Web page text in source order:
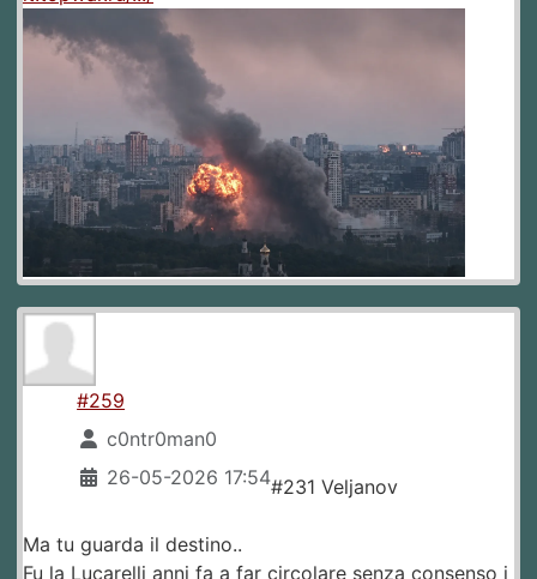
#259
c0ntr0man0
26-05-2026 17:54#231 Veljanov
Ma tu guarda il destino..
Fu la Lucarelli anni fa a far circolare senza consenso i